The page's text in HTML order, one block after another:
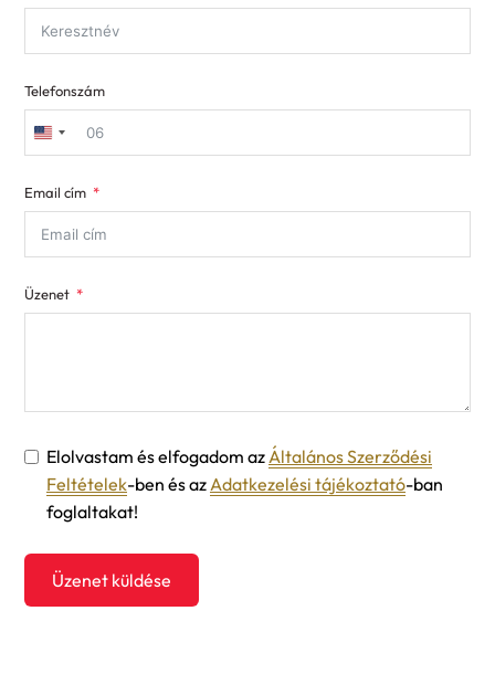
Telefonszám
United
+1
Email cím
Üzenet
Elolvastam és elfogadom azÁltalános Szerződési
Feltételek-ben és azAdatkezelési tájékoztató-ban
foglaltakat!
Üzenet küldése